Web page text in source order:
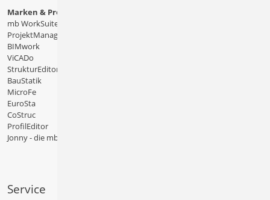
Marken & Produkte
mb WorkSuite
ProjektManager
BIMwork
ViCADo
StrukturEditor
BauStatik
MicroFe
EuroSta
CoStruc
ProfilEditor
Jonny - die mb-App
Service